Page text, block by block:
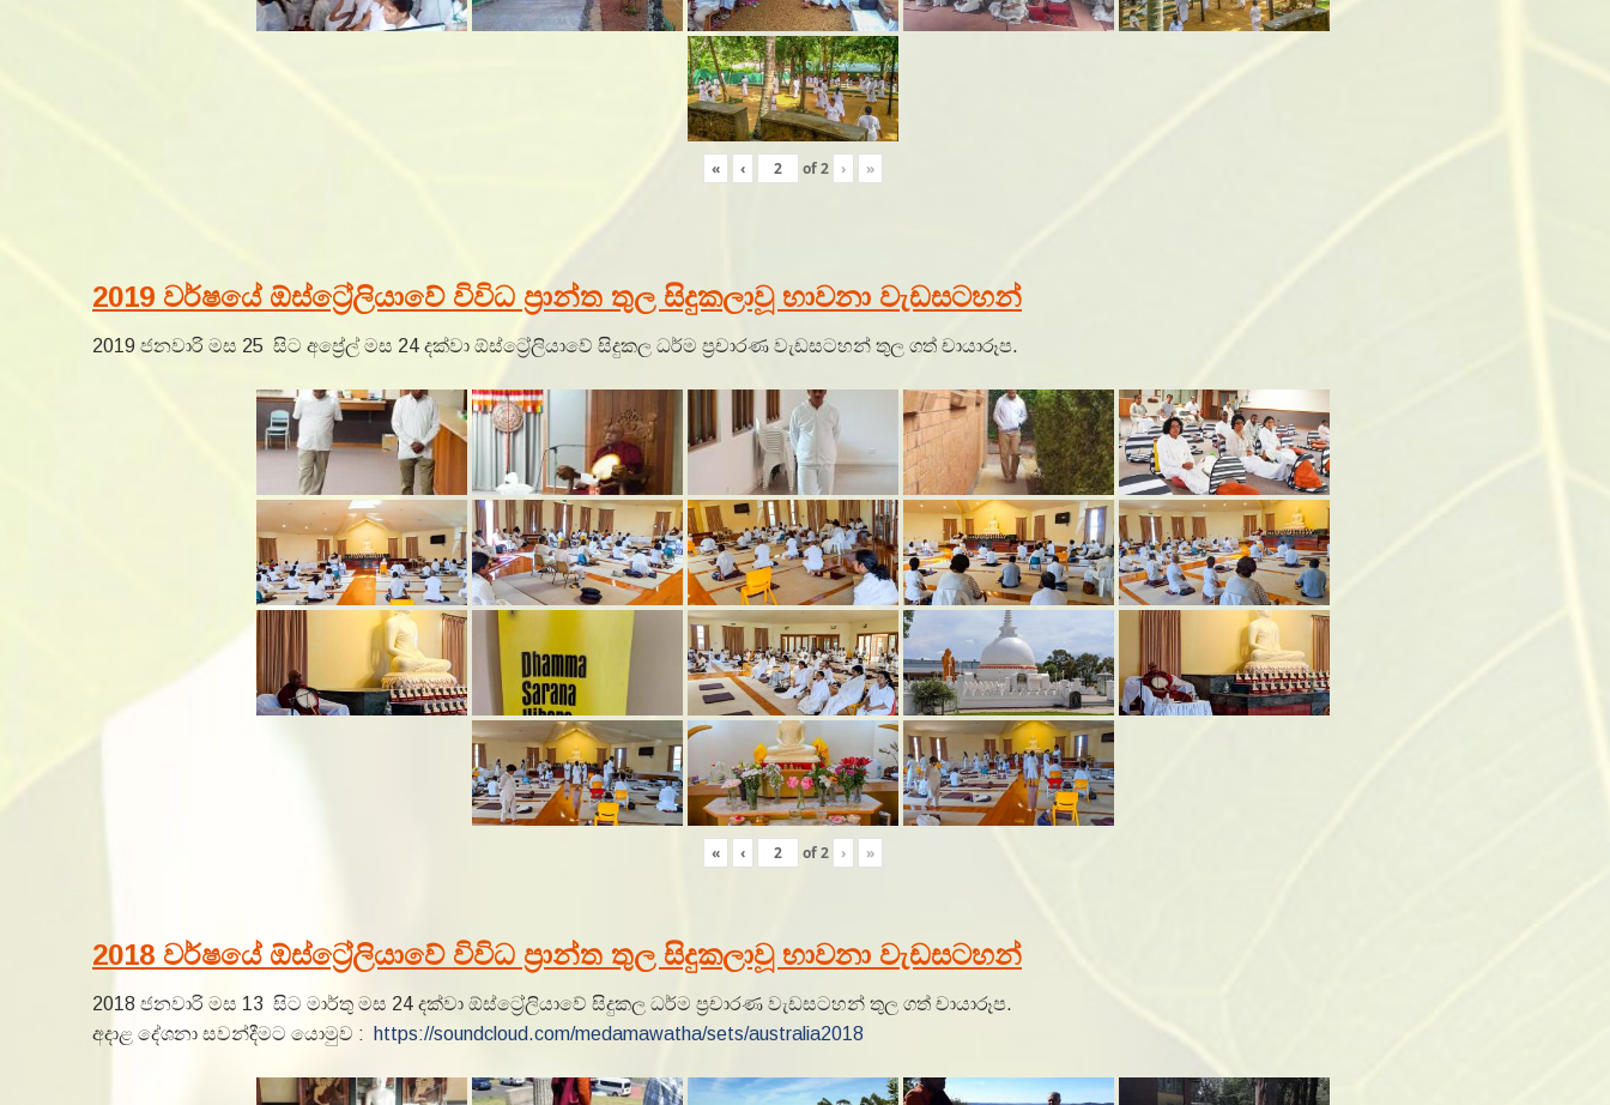
« ‹ of2 › »
2019 වර්ෂයේ ඕස්ට්‍රේලියාවේ විවිධ ප්‍රාන්ත තුල සිදුකලාවූ භාවනා වැඩසටහන්
2019 ජනවාරි මස 25 සිට අප්‍රේල් මස 24 දක්වා ඕස්ට්‍රේලියාවේ සිදුකල ධර්ම ප්‍රචාරණ වැඩසටහන් තුල ගත් චායාරූප.
« ‹ of2 › »
2018 වර්ෂයේ ඕස්ට්‍රේලියාවේ විවිධ ප්‍රාන්ත තුල සිදුකලාවූ භාවනා වැඩසටහන්
2018 ජනවාරි මස 13 සිට මාර්තු මස 24 දක්වා ඕස්ට්‍රේලියාවේ සිදුකල ධර්ම ප්‍රචාරණ වැඩසටහන් තුල ගත් චායාරූප.
අදාළ දේශනා සවන්දීමට යොමුව :
https://soundcloud.com/medamawatha/sets/australia2018